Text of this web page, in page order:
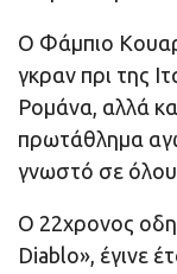
Ο Φάμπιο
γκραν πρι της
Ρομάνα, αλλά
πρωτάθλημα
γνωστό σε
Ο 22χρονος
Diablo», έγινε